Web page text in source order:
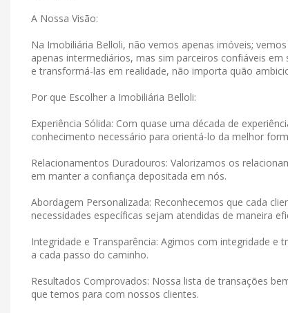
A Nossa Visão:
Na Imobiliária Belloli, não vemos apenas imóveis;
apenas intermediários, mas sim parceiros confiáveis
e transformá-las em realidade, não importa quão
Por que Escolher a Imobiliária Belloli:
Experiência Sólida: Com quase uma década de
conhecimento necessário para orientá-lo da melhor
Relacionamentos Duradouros: Valorizamos os
em manter a confiança depositada em nós.
Abordagem Personalizada: Reconhecemos que cada
necessidades específicas sejam atendidas de maneira
Integridade e Transparência: Agimos com integridade
a cada passo do caminho.
Resultados Comprovados: Nossa lista de transações
que temos para com nossos clientes.